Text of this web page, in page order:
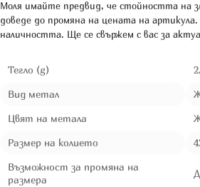
Моля имайте предвид, че стойността на
доведе до промяна на цената на
наличността. Ще се свържем с вас за
Тегло (g)
Вид метал
Цвят на метала
Размер на колието
Възможност за промяна на
размера